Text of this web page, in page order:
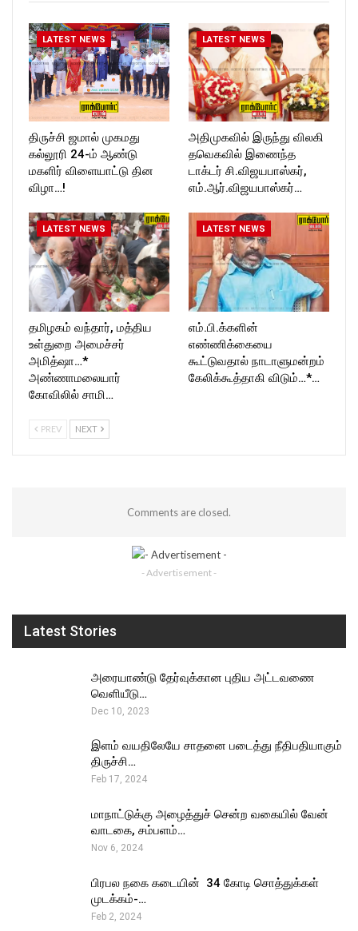
LATEST NEWS
திருச்சி ஜமால் முகமது
கல்லூரி 24-ம் ஆண்டு
மகளிர் விளையாட்டு தின
விழா…!
LATEST NEWS
அதிமுகவில் இருந்து விலகி
தவெகவில் இணைந்த
டாக்டர் சி.விஜயபாஸ்கர்,
எம்.ஆர்.விஜயபாஸ்கர்…
LATEST NEWS
தமிழகம் வந்தார், மத்திய
உள்துறை அமைச்சர்
அமித்ஷா…*
அண்ணாமலையார்
கோவிலில் சாமி…
LATEST NEWS
எம்.பி.க்களின்
எண்ணிக்கையை
கூட்டுவதால் நாடாளுமன்றம்
கேலிக்கூத்தாகி விடும்…*…
PREV NEXT
Comments are closed.
- Advertisement -
Latest Stories
அரையாண்டு தேர்வுக்கான புதிய அட்டவணை
வெளியீடு…
Dec 10, 2023
இளம் வயதிலேயே சாதனை படைத்து நீதிபதியாகும்
திருச்சி…
Feb 17, 2024
மாநாட்டுக்கு அழைத்துச் சென்ற வகையில் வேன்
வாடகை, சம்பளம்…
Nov 6, 2024
பிரபல நகை கடையின் ₹ 34 கோடி சொத்துக்கள்
முடக்கம்-…
Feb 2, 2024